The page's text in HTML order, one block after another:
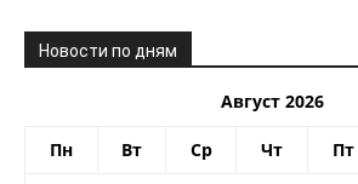
Новости по дням
Август 2026
Пн Вт Ср Чт Пт